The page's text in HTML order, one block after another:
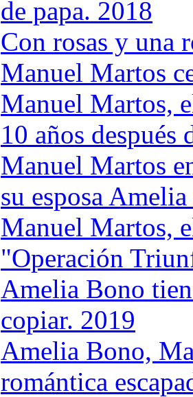
de papa. 2018
Con rosas y una
Manuel Martos
Manuel Martos,
10 años después
Manuel Martos
su esposa
Manuel Martos,
"Operación
Amelia Bono
copiar. 2019
Amelia Bono,
romántica